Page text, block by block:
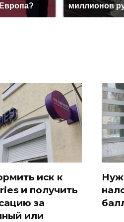
миллионов
иск к
и получить
за
или